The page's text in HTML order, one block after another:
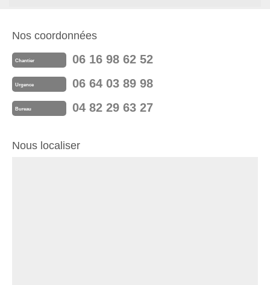
Nos coordonnées
Chantier 06 16 98 62 52
Urgence 06 64 03 89 98
Bureau 04 82 29 63 27
Nous localiser